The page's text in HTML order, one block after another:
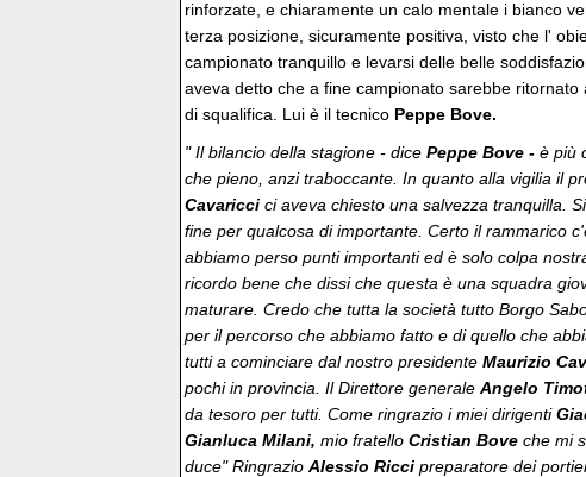
rinforzate, e chiaramente un calo mentale i bianco
terza posizione, sicuramente positiva, visto che l'
campionato tranquillo e levarsi delle belle
aveva detto che a fine campionato sarebbe
di squalifica. Lui è il tecnico Peppe Bove.
" Il bilancio della stagione - dice Peppe Bove - è più
che pieno, anzi traboccante. In quanto alla vigilia il
Cavaricci ci aveva chiesto una salvezza tranquilla.
fine per qualcosa di importante. Certo il rammarico
abbiamo perso punti importanti ed è solo colpa
ricordo bene che dissi che questa è una squadra
maturare. Credo che tutta la società tutto Borgo
per il percorso che abbiamo fatto e di quello che
tutti a cominciare dal nostro presidente Maurizio
pochi in provincia. Il Direttore generale Angelo
da tesoro per tutti. Come ringrazio i miei dirigenti
Gianluca Milani, mio fratello Cristian Bove che mi
duce" Ringrazio Alessio Ricci preparatore dei